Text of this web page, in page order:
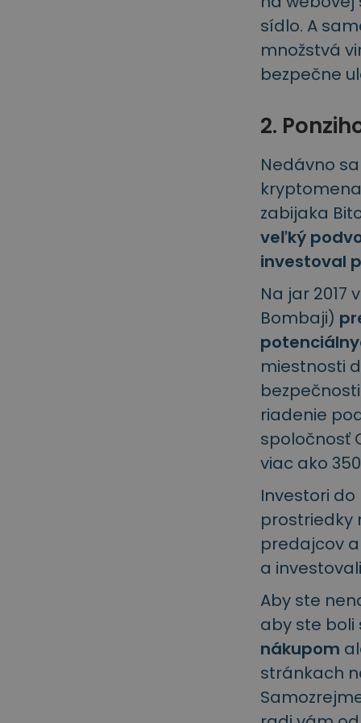
sídlo. A
množstvá
bezpečne
2.
Nedávno
zabijaka
veľký
investoval
Na jar 2017
Bombaji)
miestnosti
riadenie
spoločnosť
viac ako
Investori
prostriedky
predajcov
a
Aby ste
aby ste boli
nákupom
stránkach